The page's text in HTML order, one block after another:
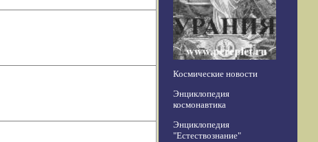
Космические новости
Энциклопедия
космонавтика
Энциклопедия
"Естествознание"